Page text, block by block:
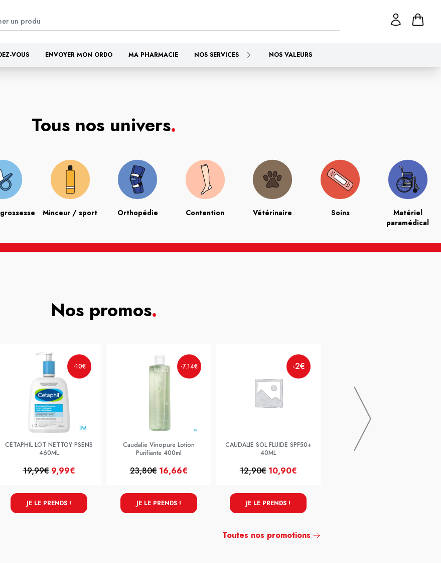
VOUS ENVOYER MON ORDO MA PHARMACIE NOS SERVICES NOS VALEURS
Tous nos univers.
Minceur / sport Orthopédie Contention Vétérinaire Soins
Matériel
paramédical
Nos promos.
-10€
CETAPHIL LOT NETTOY PSENS
460ML
19,99€ 9,99€
JE LE PRENDS !
-7.14€
Caudalie Vinopure Lotion
Purifiante 400ml
23,80€ 16,66€
JE LE PRENDS !
-2€
CAUDALIE SOL FLUIDE SPF50+
40ML
12,90€ 10,90€
JE LE PRENDS !
SPRAY 2X150ML
Toutes nos promotions